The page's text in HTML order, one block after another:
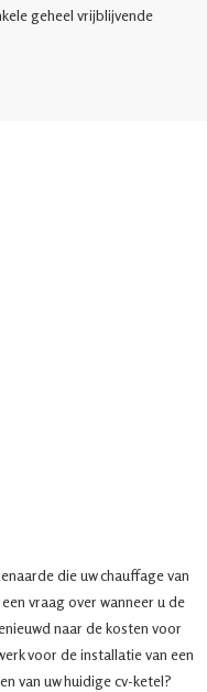
geheel vrijblijvende
die uw chauffage van
vraag over wanneer u de
naar de kosten voor
voor de installatie van een
van uw huidige cv-ketel?